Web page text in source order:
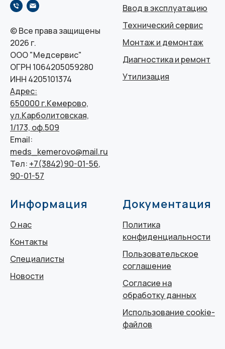
© Все права защищены
2026 г.
ООО "Медсервис"
ОГРН 1064205059280
ИНН 4205101374
Адрес:
650000 г.Кемерово,
ул.Карболитовская,
1/173, оф.509
Email:
meds_kemerovo@mail.ru
Тел: +7(3842)90-01-56,
90-01-57
Ввод в эксплуатацию
Технический сервис
Монтаж и демонтаж
Диагностика и ремонт
Утилизация
Информация
О нас
Контакты
Специалисты
Новости
Документация
Политика
конфиденциальности
Пользовательское
соглашение
Согласие на
обработку данных
Использование cookie-
файлов